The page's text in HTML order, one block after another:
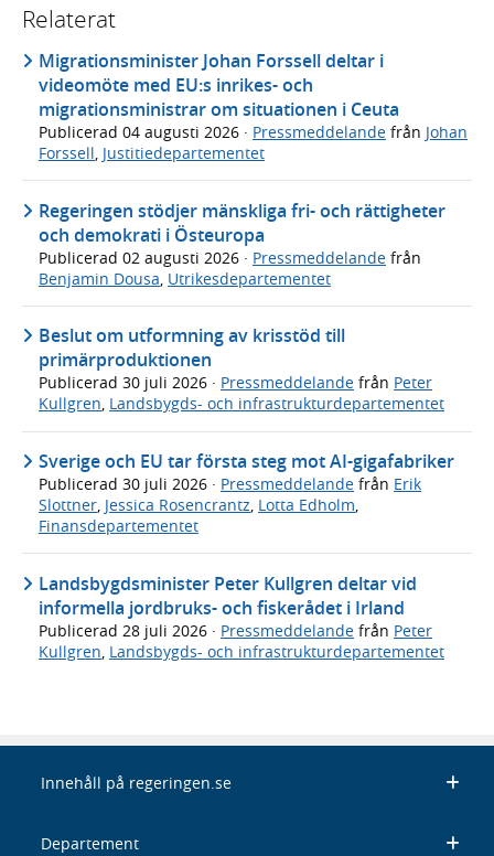
Relaterat
Migrationsminister Johan Forssell deltar i
videomöte med EU:s inrikes- och
migrationsministrar om situationen i Ceuta
Publicerad 04 augusti 2026 · Pressmeddelande från Johan
Forssell, Justitiedepartementet
Regeringen stödjer mänskliga fri- och rättigheter
och demokrati i Östeuropa
Publicerad 02 augusti 2026 · Pressmeddelande från
Benjamin Dousa Utrikesdepartementet
Beslut om utformning av krisstöd till
primärproduktionen
Publicerad 30 juli 2026 · Pressmeddelande från Peter
Kullgren, Landsbygds- och infrastrukturdepartementet
Sverige och EU tar första steg mot AI-gigafabriker
Publicerad 30 juli 2026 · Pressmeddelande från Erik
Slottner, Jessica Rosencrantz, Lotta Edholm,
Finansdepartementet
Landsbygdsminister Peter Kullgren deltar vid
informella jordbruks- och fiskerådet i Irland
Publicerad 28 juli 2026 · Pressmeddelande från Peter
Kullgren Landsbygds- och infrastrukturdepartementet
Innehåll på regeringen.se
Departement